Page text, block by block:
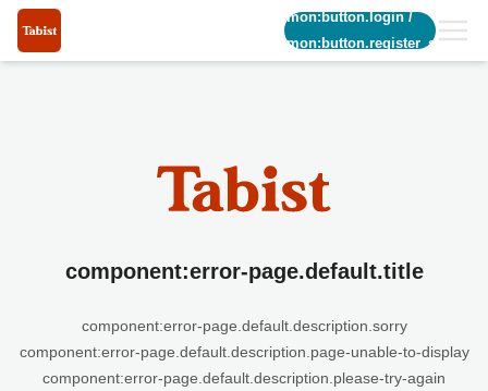
common:button.login/
common:button.register_short
component:error-page.default.title
component:error-page.default.description.sorry
component:error-page.default.description.page-unable-to-display
component:error-page.default.description.please-try-again